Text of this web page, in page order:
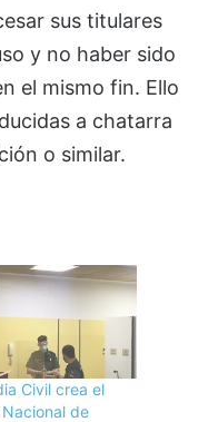
sus titulares
y no haber sido
el mismo fin. Ello
a chatarra
o similar.
Civil crea el
de